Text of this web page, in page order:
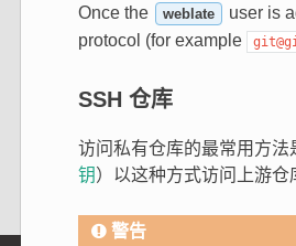
Once the weblate user is
protocol (for example
SSH 仓库
访问私有仓库的最常用方
钥）以这种方式访问上游仓
警告